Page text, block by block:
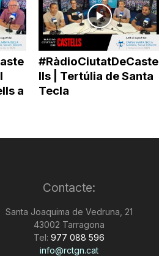
a
#RàdioCiutatDeCaste
lls | Tertúlia de Santa
Tecla
Contacte:
Santa Joaquima de Vedruna, 21
43002 Tarragona
Tel: 977 088 596
info@rctgn.cat